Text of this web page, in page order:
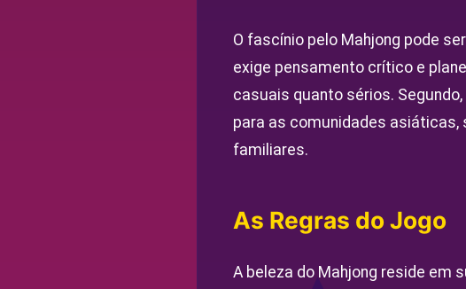
O fascínio pelo Mahjong pode
exige pensamento crítico e
casuais quanto sérios.
para as comunidades
familiares.
As Regras do Jogo
A beleza do Mahjong reside em